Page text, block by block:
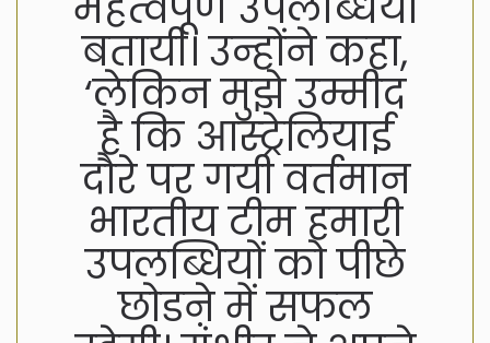
बतायी। उन्होंने कहा,
‘लेकिन मुझे उम्मीद
है कि आस्ट्रेलियाई
दौरे पर गयी वर्तमान
भारतीय टीम हमारी
उपलब्धियों को पीछे
छोडऩे में सफल